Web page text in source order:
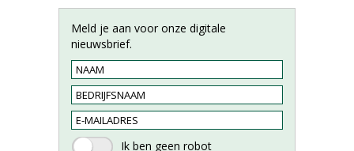
Meld je aan voor onze digitale
nieuwsbrief.